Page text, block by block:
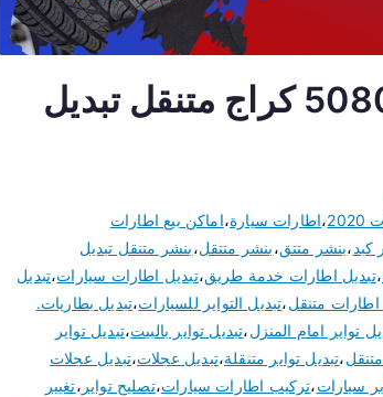
تبديل اطارات سيارات كبد 50805535 كراج متنقل تبديل
،اطارات سيارة،اماكن بيع اطارات
كبد،بنشر متتق،بنشر متتقل،بنشر متنقل تبديل
،تبديل اطارات خدمة طريق،تبديل اطارات سيارات،تبديل
اطارات متنقل،تبديل التواير للسيارات،تبديل بطاريات.
تواير امام المنزل،تبديل تواير بالبيت،تبديل تواير
،تبديل تواير متنقلة،تبديل عجلات،تبديل عجلات
سيارات،تركيب اطارات سيارات،تصليح تواير ،تغيير